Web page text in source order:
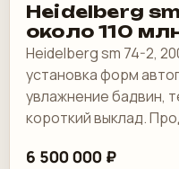
Heidelberg
около 110
Heidelberg sm 74-2,
установка форм
увлажнение бадвин,
короткий выклад.
хорошем состоянии,
6 500 000 ₽